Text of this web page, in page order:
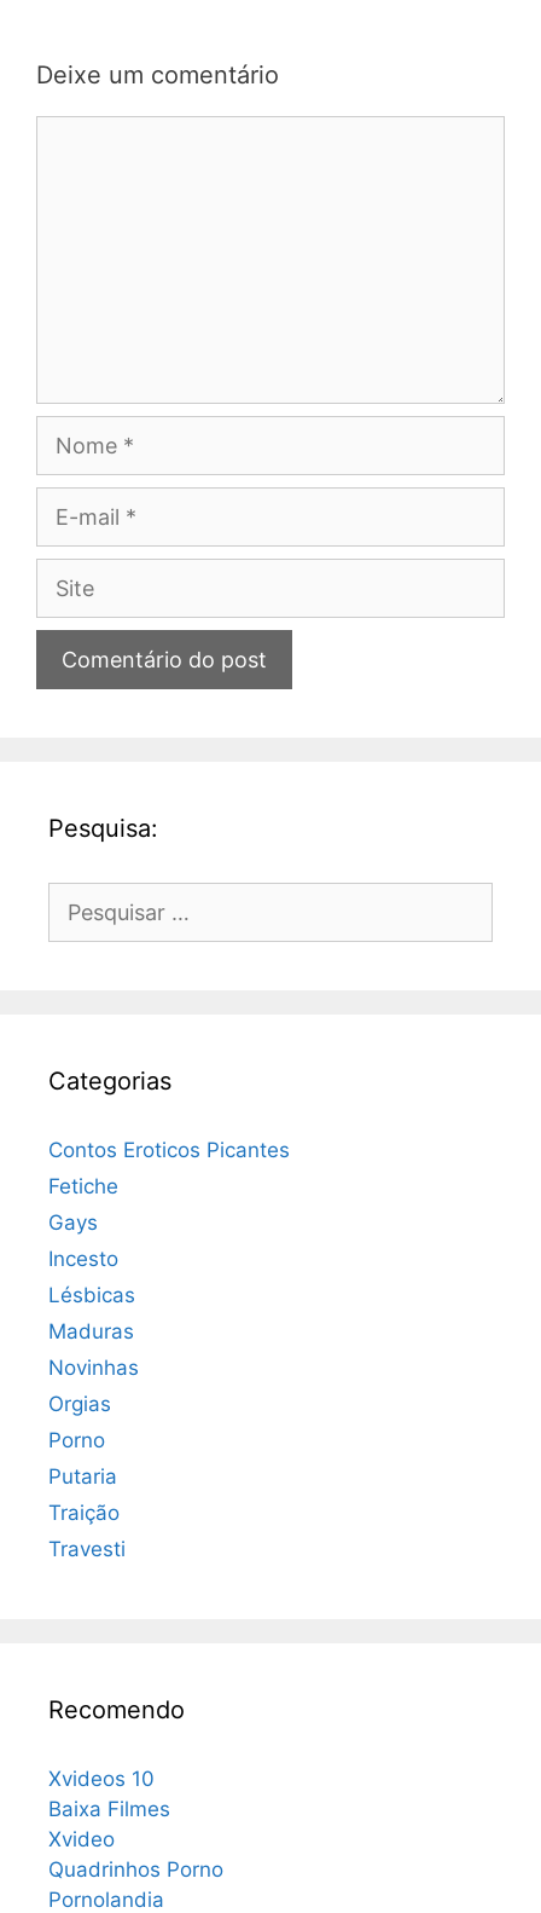
Deixe um comentário
Site
Pesquisa:
por:
Categorias
Contos Eroticos Picantes
Fetiche
Gays
Incesto
Lésbicas
Maduras
Novinhas
Orgias
Porno
Putaria
Traição
Travesti
Recomendo
Xvideos 10
Baixa Filmes
Xvideo
Quadrinhos Porno
Pornolandia